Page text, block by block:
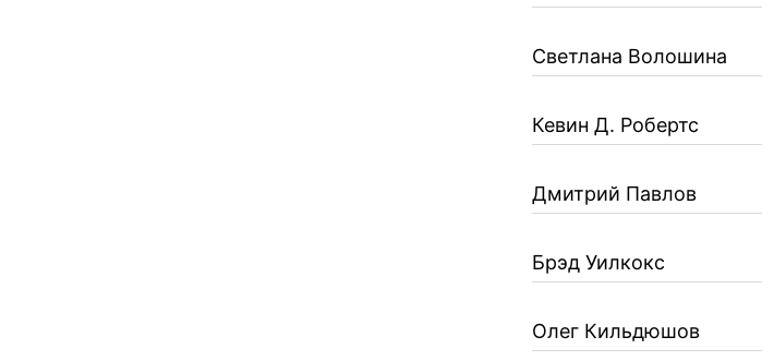
Светлана Волошина
Кевин Д. Робертс
Дмитрий Павлов
Брэд Уилкокс
Олег Кильдюшов